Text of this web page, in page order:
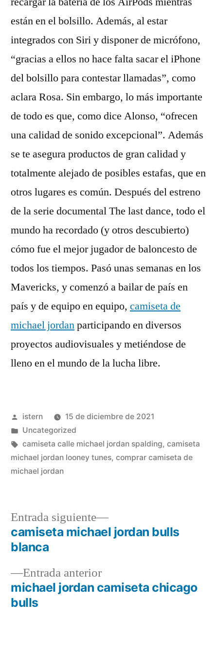
están en el bolsillo. Además, al estar
integrados con Siri y disponer de micrófono,
“gracias a ellos no hace falta sacar el iPhone
del bolsillo para contestar llamadas”, como
aclara Rosa. Sin embargo, lo más importante
de todo es que, como dice Alonso, “ofrecen
una calidad de sonido excepcional”. Además
se te asegura productos de gran calidad y
totalmente alejado de posibles estafas, que en
otros lugares es común. Después del estreno
de la serie documental The last dance, todo el
mundo ha recordado (y otros descubierto)
cómo fue el mejor jugador de baloncesto de
todos los tiempos. Pasó unas semanas en los
Mavericks, y comenzó a bailar de país en
país y de equipo en equipo, camiseta de
michael jordanparticipando en diversos
proyectos audiovisuales y metiéndose de
lleno en el mundo de la lucha libre.
Publicado
por
istern
15 de diciembre de 2021
Publicado
en
Uncategorized
Etiquetas:
camiseta calle michael jordan spalding, camiseta
michael jordan looney tunes, comprar camiseta de
michael jordan
Navegación
entradas
Entrada anteriorEntrada
anterior:
michael jordan camiseta chicago
bulls
Entrada siguiente
Entrada
siguiente:
camiseta michael jordan bulls
blanca